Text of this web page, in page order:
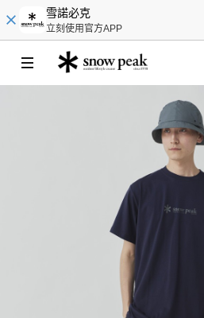
雪諾必克
立刻使用官方APP